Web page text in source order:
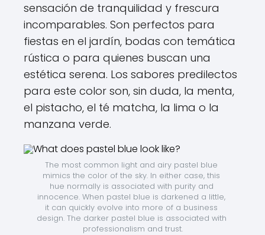
sensación de tranquilidad y frescura
incomparables. Son perfectos para
fiestas en el jardín, bodas con temática
rústica o para quienes buscan una
estética serena. Los sabores predilectos
para este color son, sin duda, la menta,
el pistacho, el té matcha, la lima o la
manzana verde.
The most common light and airy pastel blue
mimics the color of the sky. In either case, this
hue normally is associated with purity and
innocence. When pastel blue is darkened a little,
it can quickly evolve into more of a business
design. The darker pastel blue is associated with
professionalism and trust.